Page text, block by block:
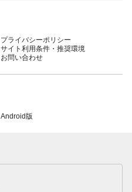
プライバシーポリシー
サイト利用条件・推奨環境
お問い合わせ
Android版